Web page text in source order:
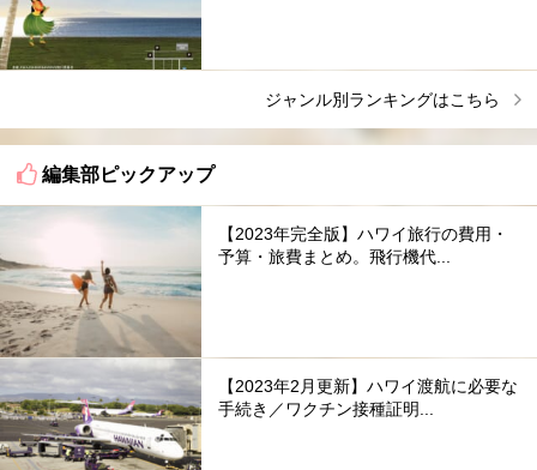
ジャンル別ランキングはこちら
編集部ピックアップ
【2023年完全版】ハワイ旅行の費用・
予算・旅費まとめ。飛行機代...
【2023年2月更新】ハワイ渡航に必要な
手続き／ワクチン接種証明...